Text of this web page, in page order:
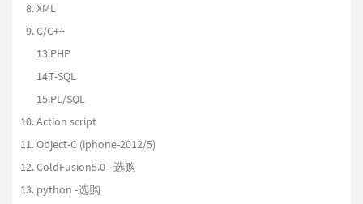
XML
C/C++
13.PHP
14.T-SQL
15.PL/SQL
Action script
Object-C (iphone-2012/5)
ColdFusion5.0 - 选购
python -选购